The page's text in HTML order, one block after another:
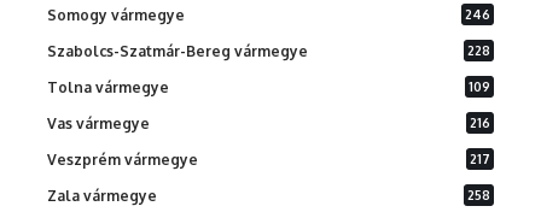
Somogy vármegye 246
Szabolcs-Szatmár-Bereg vármegye 228
Tolna vármegye 109
Vas vármegye 216
Veszprém vármegye 217
Zala vármegye 258